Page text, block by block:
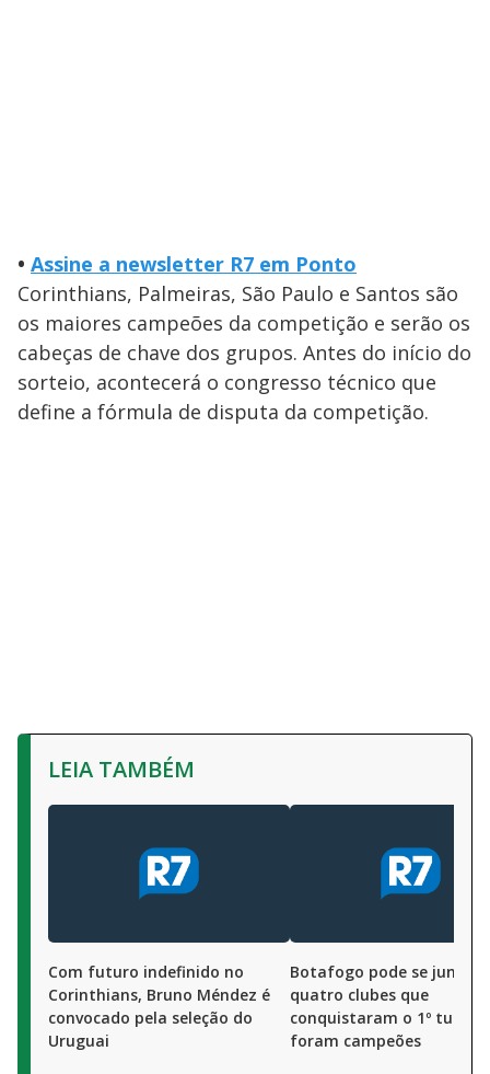
• Assine a newsletter R7 em Ponto
Corinthians, Palmeiras, São Paulo e Santos são
os maiores campeões da competição e serão os
cabeças de chave dos grupos. Antes do início do
sorteio, acontecerá o congresso técnico que
define a fórmula de disputa da competição.
LEIA TAMBÉM
Com futuro indefinido no
Corinthians, Bruno Méndez é
convocado pela seleção do
Uruguai
Botafogo pode se juntar
quatro clubes que
conquistaram o 1º turno
foram campeões